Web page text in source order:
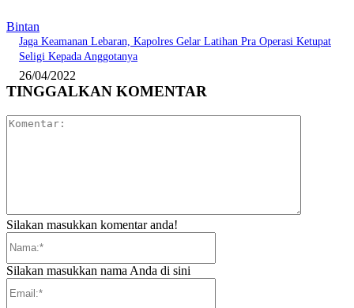
Bintan
Jaga Keamanan Lebaran, Kapolres Gelar Latihan Pra Operasi Ketupat
Seligi Kepada Anggotanya
26/04/2022
TINGGALKAN KOMENTAR
Silakan masukkan komentar anda!
Silakan masukkan nama Anda di sini